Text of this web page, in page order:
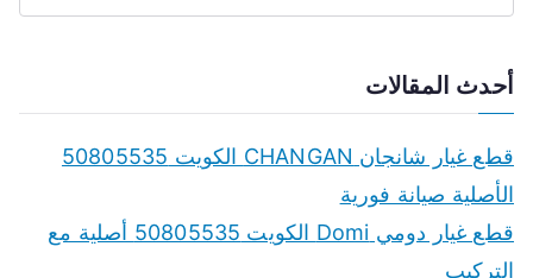
r
أحدث المقالات
قطع غيار شانجان CHANGAN الكويت 50805535
الأصلية صيانة فورية
قطع غيار دومي Domi الكويت 50805535 أصلية مع
التركيب